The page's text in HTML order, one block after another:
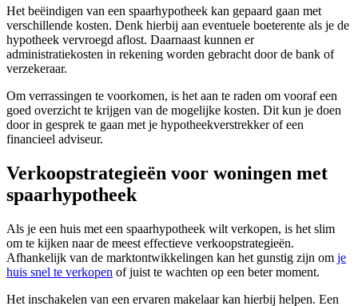
Het beëindigen van een spaarhypotheek kan gepaard gaan met
verschillende kosten. Denk hierbij aan eventuele boeterente als je de
hypotheek vervroegd aflost. Daarnaast kunnen er
administratiekosten in rekening worden gebracht door de bank of
verzekeraar.
Om verrassingen te voorkomen, is het aan te raden om vooraf een
goed overzicht te krijgen van de mogelijke kosten. Dit kun je doen
door in gesprek te gaan met je hypotheekverstrekker of een
financieel adviseur.
Verkoopstrategieën voor woningen met
spaarhypotheek
Als je een huis met een spaarhypotheek wilt verkopen, is het slim
om te kijken naar de meest effectieve verkoopstrategieën.
Afhankelijk van de marktontwikkelingen kan het gunstig zijn om je
huis snel te verkopen of juist te wachten op een beter moment.
Het inschakelen van een ervaren makelaar kan hierbij helpen. Een